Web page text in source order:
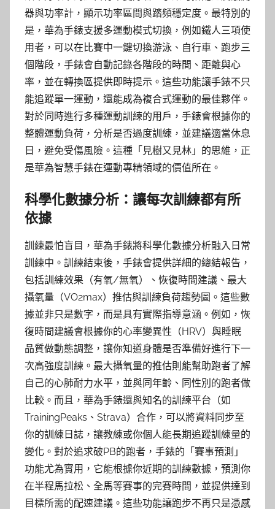
器與功率計，顯示功率區間與踏頻穩定度。最特別的
是，華為手錶支援多運動模式切換，例如鐵人三項使
用者，可以在比賽中一鍵切換游泳、自行車、跑步三
個階段，手錶會自動記錄各階段的時間、距離與心
率，並在轉換區提供即時提示。這些功能讓手錶不只
能追蹤單一運動，還能成為複合式運動的最佳夥伴。
對於同時進行多種運動訓練的用戶，手錶會根據你的
整體運動負荷，分析是否過度訓練，並建議適當休息
日，避免受傷風險。這種「見樹又見林」的思維，正
是華為智慧手錶在運動專精領域的價值所在。
科學化數據分析：讓每次訓練都有所
依據
訓練最怕盲目，華為手錶將科學化數據分析融入日常
訓練中。訓練結束後，手錶會提供詳細的總結報告，
包括訓練效果（有氧/無氧）、恢復時間建議、最大
攝氧量（VO2max）推估與訓練負荷趨勢圖。這些數
據並非只是數字，而是具有實際指導意涵。例如，恢
復時間建議會根據你的心率變異性（HRV）與睡眠
品質做動態調整，讓你知道身體是否準備好進行下一
次高強度訓練。最大攝氧量的推估則能幫助跑者了解
自己的心肺耐力水平，並與同年齡、同性別的跑者做
比較。而且，華為手錶還與知名的訓練平台（如
TrainingPeaks、Strava）合作，可以將資料同步至
你的訓練日誌，讓教練或你個人能長期追蹤訓練量的
變化。對於追求破PB的跑者，手錶的「賽事預測」
功能尤為實用，它能根據你近期的訓練數據，預測你
在半程馬拉松、全馬等賽事的完賽時間，並提供達到
目標所需的配速建議。這些功能讓跑步不再只是憑感